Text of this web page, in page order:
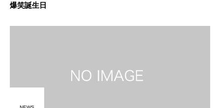
爆笑誕生日